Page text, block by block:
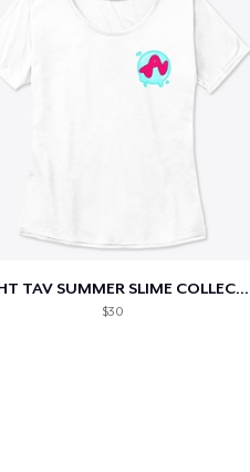
LIGHT TAV SUMMER SLIME COLLECTION
$30
T-Shirt